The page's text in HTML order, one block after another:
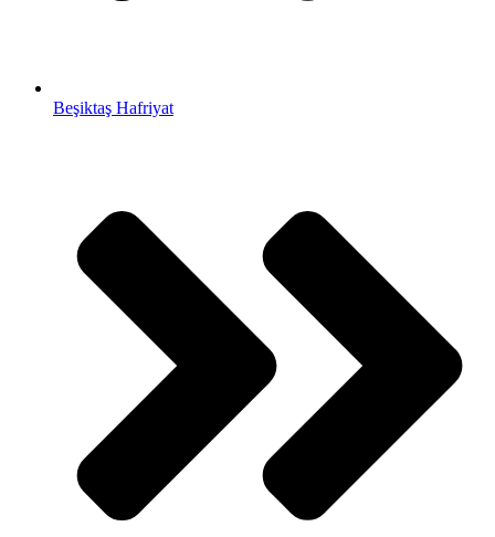
Beşiktaş Hafriyat